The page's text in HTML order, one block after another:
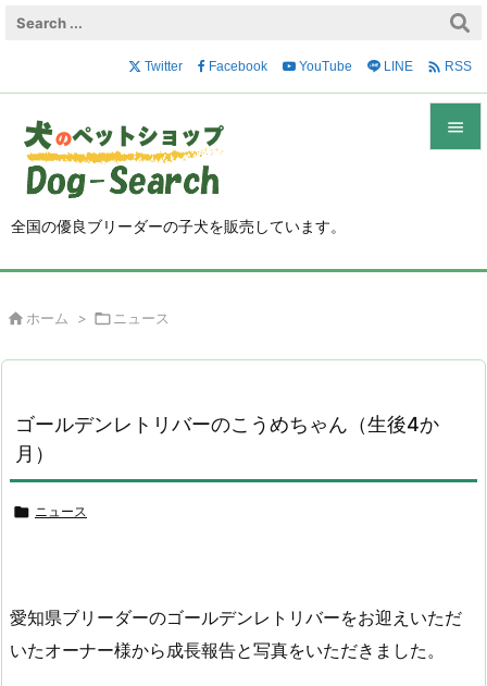
全国の優良ブリーダーの子犬を販売しています。

次へ
Twitter Facebook YouTube LINE  RSS
 ホーム >  ニュース
ゴールデンレトリバーのこうめちゃん（生後4か
月）
 ニュース
愛知県ブリーダーのゴールデンレトリバーをお迎えいただ
いたオーナー様から成長報告と写真をいただきました。